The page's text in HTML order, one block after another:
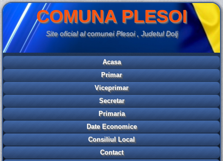
COMUNA PLESOI
Site oficial al comunei Plesoi , Judetul Dolj
Acasa
Primar
Viceprimar
Secretar
Primaria
Date Economice
Consiliul Local
Contact